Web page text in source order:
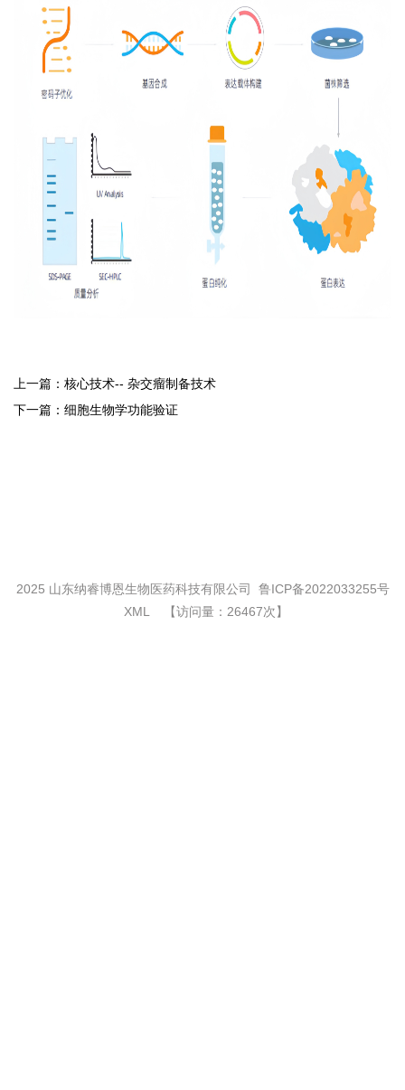
上一篇： 核心技术-- 杂交瘤制备技术
下一篇： 细胞生物学功能验证
2025 山东纳睿博恩生物医药科技有限公司 鲁ICP备2022033255号
XML
【访问量：26467次】